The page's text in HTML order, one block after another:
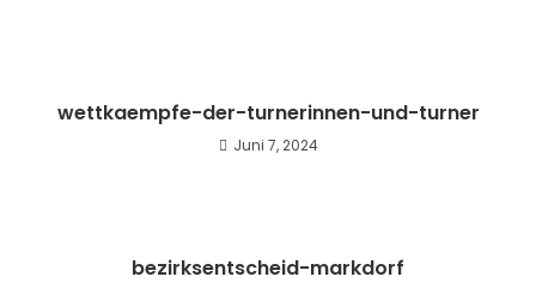
wettkaempfe-der-turnerinnen-und-turner
Juni 7, 2024
bezirksentscheid-markdorf